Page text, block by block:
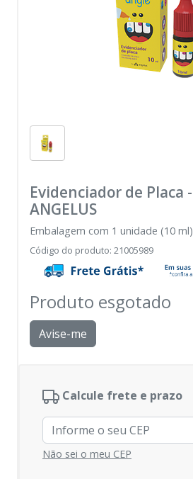
Evidenciador de Placa -
ANGELUS
Embalagem com 1 unidade (10 ml)
Código do produto: 21005989
Produto esgotado
Avise-me
Calcule frete e prazo
Não sei o meu CEP